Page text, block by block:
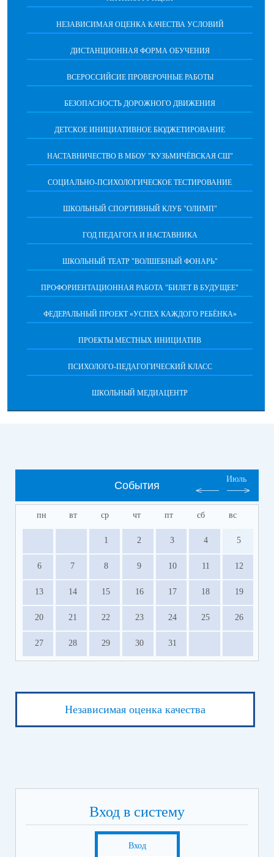
НЕЗАВИСИМАЯ ОЦЕНКА КАЧЕСТВА УСЛОВИЙ
ДИСТАНЦИОННАЯ ФОРМА ОБУЧЕНИЯ
ВСЕРОССИЙСИЕ ПРОВЕРОЧНЫЕ РАБОТЫ
БЕЗОПАСНОСТЬ ДОРОЖНОГО ДВИЖЕНИЯ
ДЕТСКОЕ ИНИЦИАТИВНОЕ БЮДЖЕТИРОВАНИЕ
НАСТАВНИЧЕСТВО В МБОУ "КУЗЬМИЧЁВСКАЯ СШ"
СОЦИАЛЬНО-ПСИХОЛОГИЧЕСКОЕ ТЕСТИРОВАНИЕ
ШКОЛЬНЫЙ СПОРТИВНЫЙ КЛУБ "ОЛИМП"
ГОД ПЕДАГОГА И НАСТАВНИКА
ШКОЛЬНЫЙ ТЕАТР "ВОЛШЕБНЫЙ ФОНАРЬ"
ПРОФОРИЕНТАЦИОННАЯ РАБОТА "БИЛЕТ В БУДУЩЕЕ"
ФЕДЕРАЛЬНЫЙ ПРОЕКТ «УСПЕХ КАЖДОГО РЕБЁНКА»
ПРОЕКТЫ МЕСТНЫХ ИНИЦИАТИВ
ПСИХОЛОГО-ПЕДАГОГИЧЕСКИЙ КЛАСС
ШКОЛЬНЫЙ МЕДИАЦЕНТР
События
Июль
пн вт ср чт пт сб вс
1 2 3 4 5
6 7 8 9 10 11 12
13 14 15 16 17 18 19
20 21 22 23 24 25 26
27 28 29 30 31
Независимая оценка качества
Вход в систему
Вход